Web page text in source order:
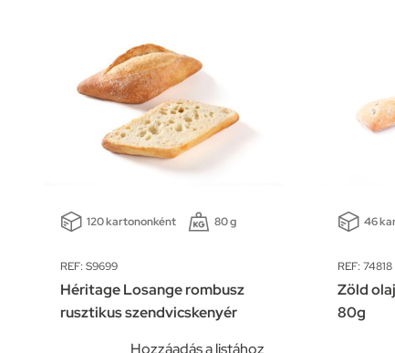
120 kartononként 80 g
REF: S9699
Héritage Losange rombusz
rusztikus szendvicskenyér
Hozzáadás a listához
46
REF: 74818
Zöld
80g